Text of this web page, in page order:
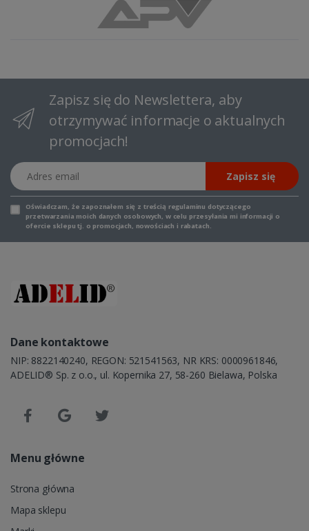
Zapisz się do Newslettera, aby
otrzymywać informacje o aktualnych
promocjach!
Adres email
Zapisz się
Oświadczam, że zapoznałem się z treścią regulaminu dotyczącego
przetwarzania moich danych osobowych, w celu przesyłania mi informacji o
ofercie sklepu tj. o promocjach, nowościach i rabatach.
Dane kontaktowe
NIP: 8822140240, REGON: 521541563, NR KRS: 0000961846,
ADELID® Sp. z o.o., ul. Kopernika 27, 58-260 Bielawa, Polska
Menu główne
Strona główna
Mapa sklepu